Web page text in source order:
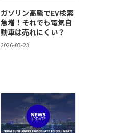
ガソリン高騰でEV検索
急増！それでも電気自
動車は売れにくい？
2026-03-23